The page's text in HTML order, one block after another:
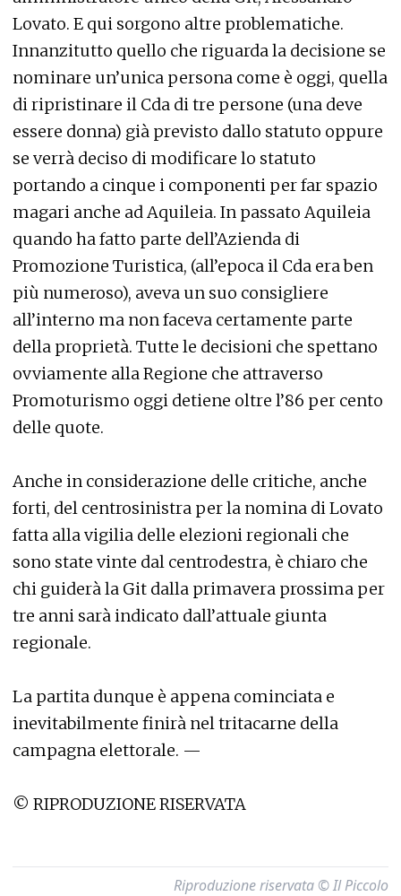
Lovato. E qui sorgono altre problematiche.
Innanzitutto quello che riguarda la decisione se
nominare un’unica persona come è oggi, quella
di ripristinare il Cda di tre persone (una deve
essere donna) già previsto dallo statuto oppure
se verrà deciso di modificare lo statuto
portando a cinque i componenti per far spazio
magari anche ad Aquileia. In passato Aquileia
quando ha fatto parte dell’Azienda di
Promozione Turistica, (all’epoca il Cda era ben
più numeroso), aveva un suo consigliere
all’interno ma non faceva certamente parte
della proprietà. Tutte le decisioni che spettano
ovviamente alla Regione che attraverso
Promoturismo oggi detiene oltre l’86 per cento
delle quote.
Anche in considerazione delle critiche, anche
forti, del centrosinistra per la nomina di Lovato
fatta alla vigilia delle elezioni regionali che
sono state vinte dal centrodestra, è chiaro che
chi guiderà la Git dalla primavera prossima per
tre anni sarà indicato dall’attuale giunta
regionale.
La partita dunque è appena cominciata e
inevitabilmente finirà nel tritacarne della
campagna elettorale. —
© RIPRODUZIONE RISERVATA
Riproduzione riservata © Il Piccolo